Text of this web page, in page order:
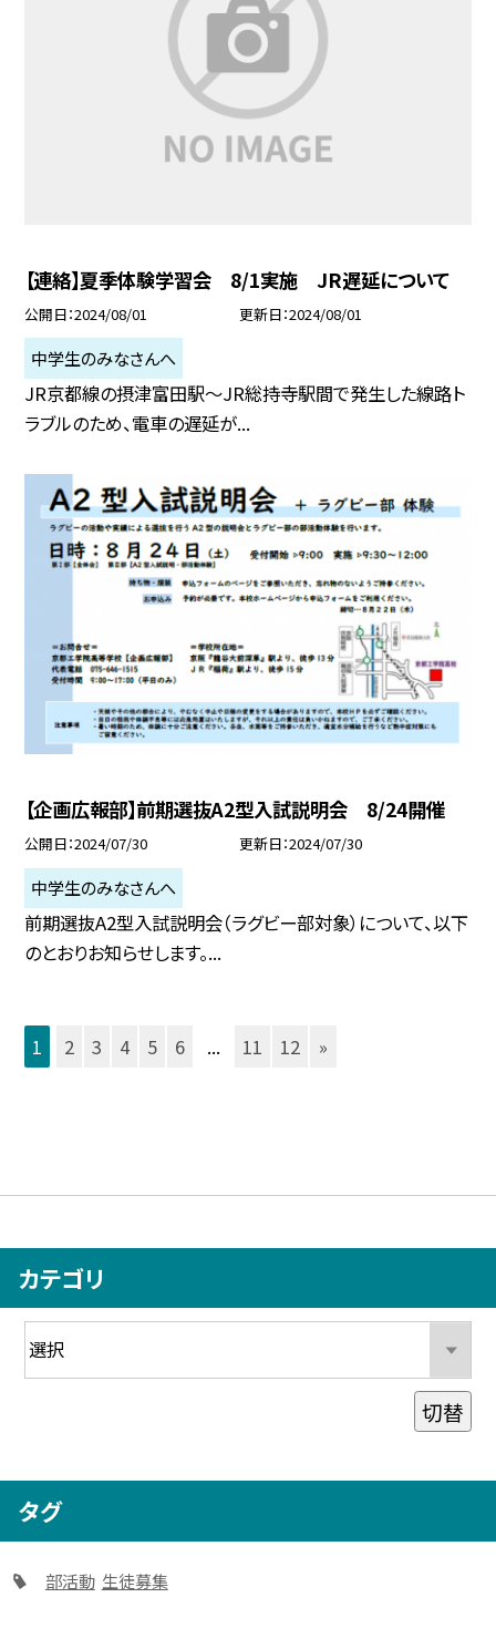
【連絡】夏季体験学習会 8/1実施 JR遅延について
公開日 2024/08/01 更新日 2024/08/01
中学生のみなさんへ
JR京都線の摂津富田駅〜JR総持寺駅間で発生した線路ト
ラブルのため、電車の遅延が...
【企画広報部】前期選抜A2型入試説明会 8/24開催
公開日 2024/07/30 更新日 2024/07/30
中学生のみなさんへ
前期選抜A2型入試説明会（ラグビー部対象）について、以下
のとおりお知らせします。...
1 2 3 4 5 6 ... 11 12 »
カテゴリ
切替
タグ
部活動 生徒募集